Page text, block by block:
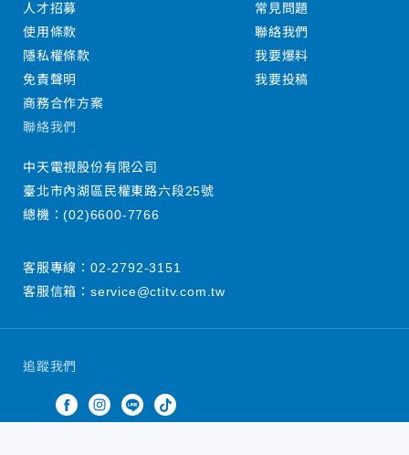
追蹤我們
人才招募
使用條款
隱私權條款
免責聲明
商務合作方案
常見問題
聯絡我們
我要爆料
我要投稿
聯絡我們
中天電視股份有限公司
臺北市內湖區民權東路六段25號
總機：(02)6600-7766
客服專線： 02-2792-3151
客服信箱： service@ctitv.com.tw